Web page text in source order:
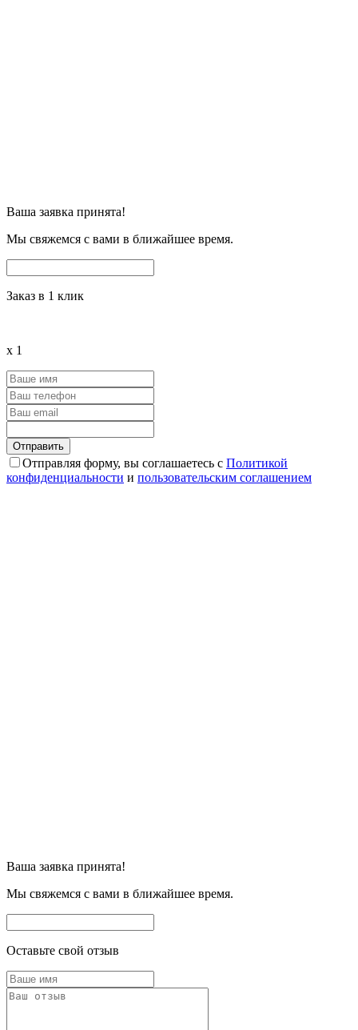
Ваша заявка принята!
Мы свяжемся с вами в ближайшее время.
Заказ в 1 клик
x 1
Отправляя форму, вы соглашаетесь с Политикой
конфиденциальности и пользовательским соглашением
Ваша заявка принята!
Мы свяжемся с вами в ближайшее время.
Оставьте свой отзыв